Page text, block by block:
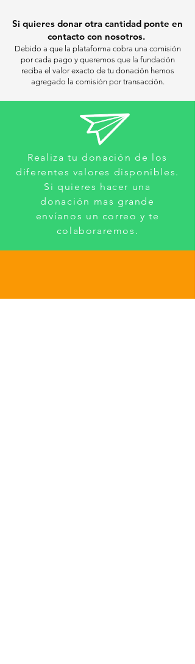
Si quieres donar otra cantidad ponte en
contacto con nosotros.
Debido a que la plataforma cobra una comisión
por cada pago y queremos que la fundación
reciba el valor exacto de tu donación hemos
agregado la comisión por transacción.
Realiza tu donación de los
diferentes valores disponibles.
Si quieres hacer una
donación mas grande
envíanos un correo y te
colaboraremos.